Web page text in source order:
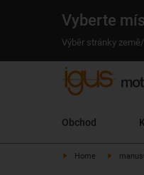
Vyberte
Výběr stránky
Obchod
Home